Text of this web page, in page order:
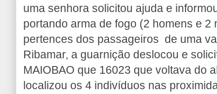
uma senhora solicitou ajuda e
portando arma de fogo (2 homens e 2
pertences dos passageiros de uma
Ribamar, a guarnição deslocou e
MAIOBAO que 16023 que voltava do
localizou os 4 indivíduos nas